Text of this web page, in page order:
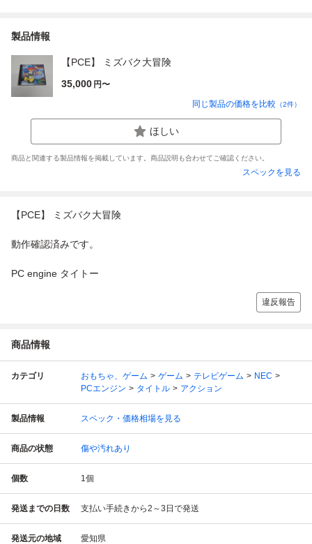
製品情報
【PCE】 ミズバク大冒険
35,000 円〜
同じ製品の価格を比較 （2件）
ほしい
商品と関連する製品情報を掲載しています。商品説明も合わせてご確認ください。
スペックを見る
【PCE】 ミズバク大冒険
動作確認済みです。
PC engine タイトー
違反報告
商品情報
カテゴリ おもちゃ、ゲーム ゲーム テレビゲーム
NEC
PCエンジン
タイトル アクション
製品情報 スペック・価格相場を見る
商品の状態 傷や汚れあり
個数 1個
発送までの日数 支払い手続きから2～3日で発送
発送元の地域 愛知県